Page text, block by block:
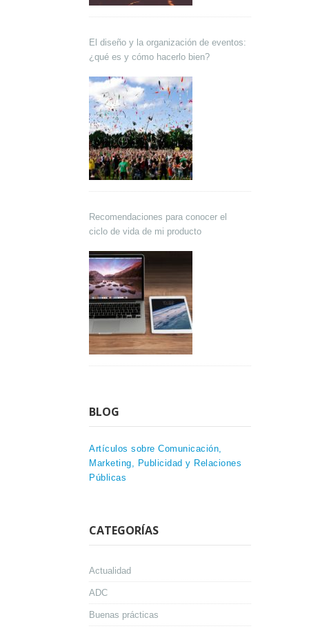
El diseño y la organización de eventos:
¿qué es y cómo hacerlo bien?
Recomendaciones para conocer el
ciclo de vida de mi producto
BLOG
Artículos sobre Comunicación,
Marketing, Publicidad y Relaciones
Públicas
CATEGORÍAS
Actualidad
ADC
Buenas prácticas